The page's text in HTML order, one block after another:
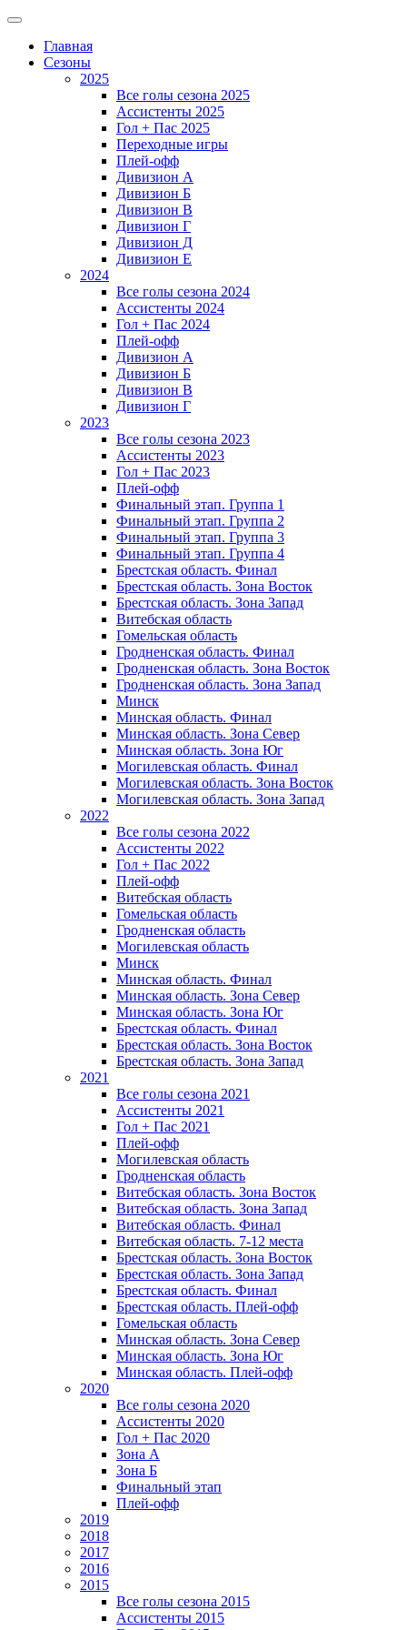
Главная
Сезоны
2025
Все голы сезона 2025
Ассистенты 2025
Гол + Пас 2025
Переходные игры
Плей-офф
Дивизион A
Дивизион Б
Дивизион В
Дивизион Г
Дивизион Д
Дивизион Е
2024
Все голы сезона 2024
Ассистенты 2024
Гол + Пас 2024
Плей-офф
Дивизион A
Дивизион Б
Дивизион В
Дивизион Г
2023
Все голы сезона 2023
Ассистенты 2023
Гол + Пас 2023
Плей-офф
Финальный этап. Группа 1
Финальный этап. Группа 2
Финальный этап. Группа 3
Финальный этап. Группа 4
Брестская область. Финал
Брестская область. Зона Восток
Брестская область. Зона Запад
Витебская область
Гомельская область
Гродненская область. Финал
Гродненская область. Зона Восток
Гродненская область. Зона Запад
Минск
Минская область. Финал
Минская область. Зона Север
Минская область. Зона Юг
Могилевская область. Финал
Могилевская область. Зона Восток
Могилевская область. Зона Запад
2022
Все голы сезона 2022
Ассистенты 2022
Гол + Пас 2022
Плей-офф
Витебская область
Гомельская область
Гродненская область
Могилевская область
Минск
Mинская область. Финал
Минская область. Зона Север
Минская область. Зона Юг
Брестская область. Финал
Брестская область. Зона Восток
Брестская область. Зона Запад
2021
Все голы сезона 2021
Ассистенты 2021
Гол + Пас 2021
Плей-офф
Могилевская область
Гродненская область
Витебская область. Зона Восток
Витебская область. Зона Запад
Витебская область. Финал
Витебская область. 7-12 места
Брестская область. Зона Восток
Брестская область. Зона Запад
Брестская область. Финал
Брестская область. Плей-офф
Гомельская область
Минская область. Зона Север
Минская область. Зона Юг
Минская область. Плей-офф
2020
Все голы сезона 2020
Ассистенты 2020
Гол + Пас 2020
Зона А
Зона Б
Финальный этап
Плей-офф
2019
2018
2017
2016
2015
Все голы сезона 2015
Ассистенты 2015